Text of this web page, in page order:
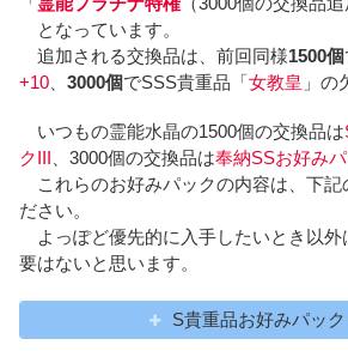
となっています。
追加される交換品は、前回同様1500個
+10
3000個でSSS貴重品「女教皇 」の
いつもの霊能水晶の1500個の交換品は
クIII 、3000個の交換品は奉納SSお好み
これらのお好みパックの内容は、下記
ださい。
よっぽど優先的に入手したいとき以外
要はないと思います。
S貴重品お好みパッ